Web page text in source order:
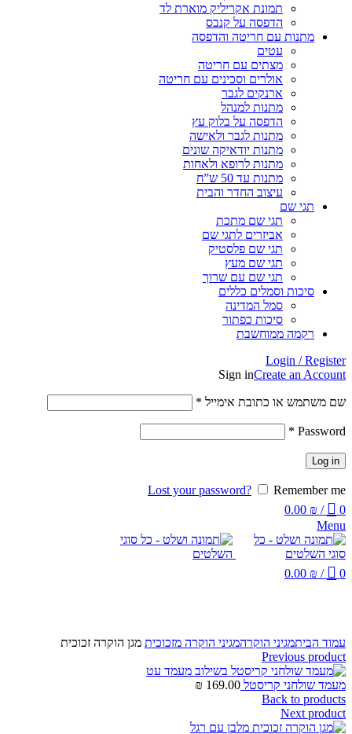
תמונת אקריליק מוארת לד
הדפסה על קנבס
מתנות עם חריטה והדפסה
עטים
מצתים עם חריטה
אולרים וסכינים עם חריטה
ארנקים לגבר
מתנות למנהל
הדפסה על בלוק עץ
מתנות לגבר ולאישה
מתנות יודאיקה שונים
מתנות לרופא ולאחות
מתנות עד 50 ש”ח
עיצוב החדר והבית
תגי שם
תגי שם מתכת
אביזרים לתגי שם
תגי שם פלסטיק
תגי שם מעץ
תגי שם עם שרוך
סיכות וסמלים כללים
סמל המדינה
סיכות כפתור
רקמה ממוחשבת
Login / Register
Sign inCreate an Account
שם משתמש או כתובת אימייל *
Password
*
Log in
Lost your password?
Remember me
0
/
0.00 ₪
Menu
0
/
0.00 ₪
עמוד הביתמגיני הוקרהמגיני הוקרה מזכוכית מגן הוקרה זכוכית
Previous product
מעמד שולחני קריסטל 169.00
₪
Back to products
Next product